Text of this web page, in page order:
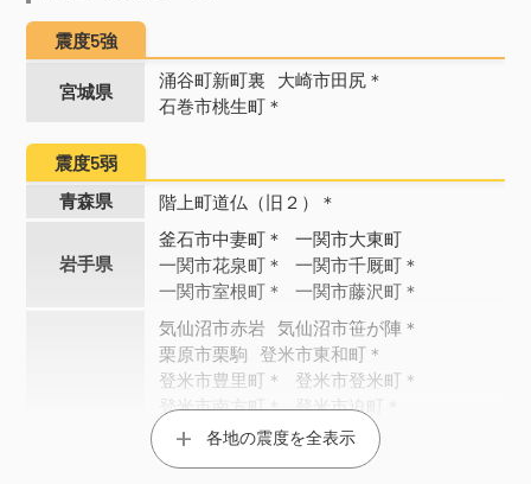
震度5強
宮城県
涌谷町新町裏
大崎市田尻＊
石巻市桃生町＊
震度5弱
青森県
階上町道仏（旧２）＊
岩手県
釜石市中妻町＊
一関市大東町
一関市花泉町＊
一関市千厩町＊
一関市室根町＊
一関市藤沢町＊
気仙沼市赤岩
気仙沼市笹が陣＊
栗原市栗駒
登米市東和町＊
登米市豊里町＊
登米市登米町＊
登米市南方町＊ 登米市迫町＊
南三陸町志津川（旧３）
宮城美里町北浦＊
宮城美里町木間塚＊
各地の震度を全表示